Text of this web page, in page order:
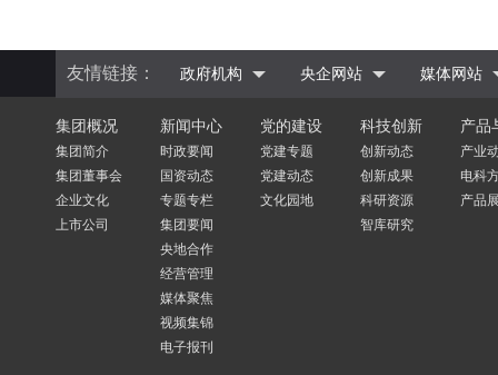
友情链接： 政府机构 央企网站 媒体网站
集团概况
集团简介
集团董事会
企业文化
上市公司
新闻中心
时政要闻
国资动态
专题专栏
集团要闻
央地合作
经营管理
媒体聚焦
视频集锦
电子报刊
党的建设
党建专题
党建动态
文化园地
科技创新
创新动态
创新成果
科研资源
智库研究
产品
产业
电科
产品